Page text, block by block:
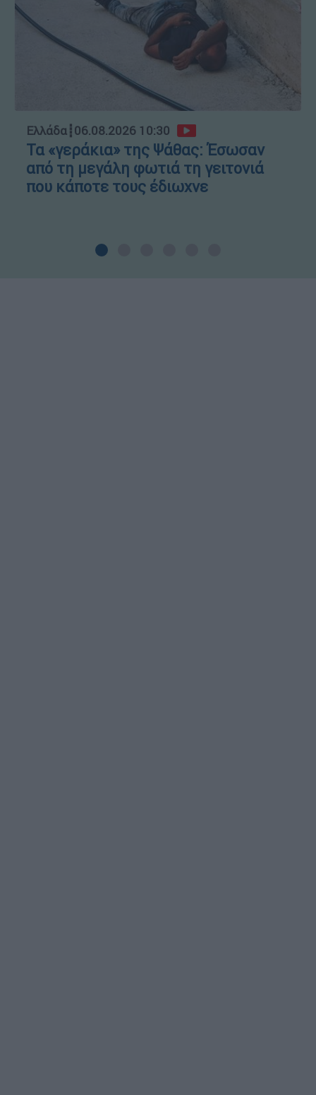
Ελλάδα┋06.08.2026 10:30
Τα «γεράκια» της Ψάθας: Έσωσαν
από τη μεγάλη φωτιά τη γειτονιά
που κάποτε τους έδιωχνε